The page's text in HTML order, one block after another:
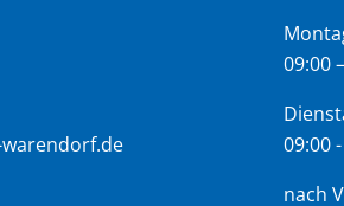
09:00
09:00
nach